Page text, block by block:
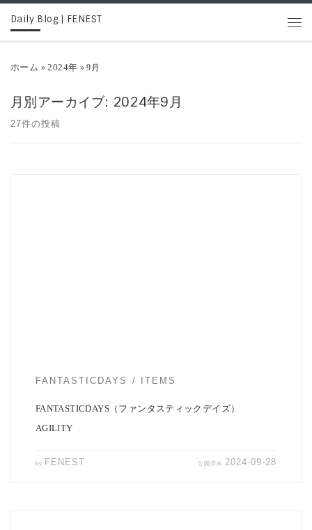
コンテンツへスキップ
Daily Blog | FENEST
ホーム » 2024年 » 9月
月別アーカイブ: 2024年9月
27件の投稿
FANTASTICDAYS ITEMS
FANTASTICDAYS（ファンタスティックデイズ）
AGILITY
by FENEST 公開済み2024-09-28